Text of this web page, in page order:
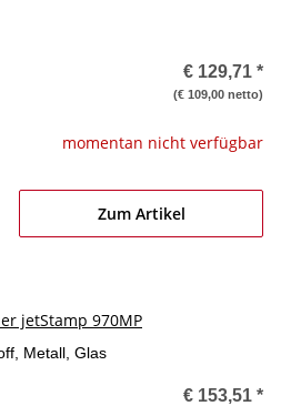
€ 129,71 *
(€ 109,00 netto)
momentan nicht verfügbar
Zum Artikel
jetStamp 970MP
Metall, Glas
€ 153,51 *